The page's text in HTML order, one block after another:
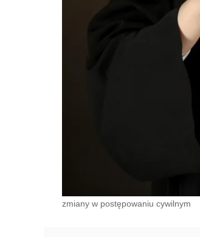
zmiany w postępowaniu cywilnym